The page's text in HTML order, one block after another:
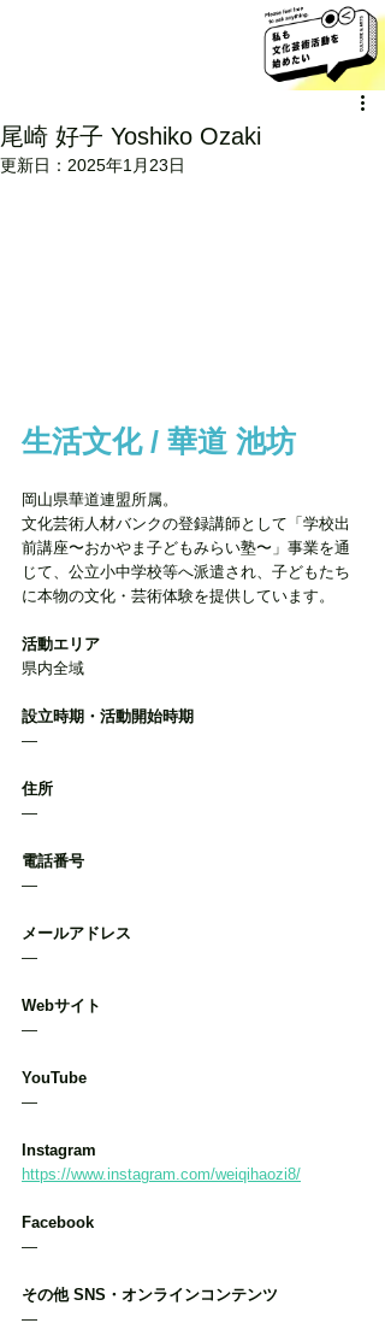
尾崎 好子 Yoshiko Ozaki
更新日： 2025年1月23日
生活文化 / 華道 池坊
岡山県華道連盟所属。
文化芸術人材バンクの登録講師として「学校出
前講座〜おかやま子どもみらい塾〜」事業を通
じて、公立小中学校等へ派遣され、子どもたち
に本物の文化・芸術体験を提供しています。
活動エリア
県内全域
設立時期・活動開始時期
―
住所
―
電話番号
―
メールアドレス
―
Webサイト
―
YouTube
―
Instagram
https://www.instagram.com/weiqihaozi8/
Facebook
―
その他 SNS・オンラインコンテンツ
―